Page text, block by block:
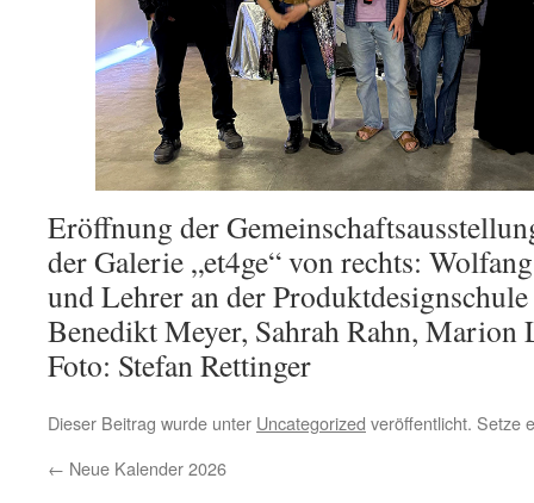
Eröffnung der
der Galerie „et4ge“ von rechts:
und Lehrer an der
Benedikt Meyer, Sahrah Rahn, Marion
Foto: Stefan Rettinger
Dieser Beitrag wurde unter Uncategorized veröffentlicht. Setze
← Neue Kalender 2026